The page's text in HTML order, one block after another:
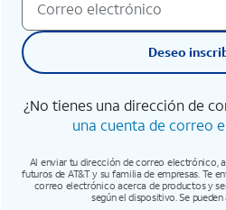
Deseo
¿No tienes una dirección de
una cuenta de correo
Al enviar tu dirección de correo electrónico,
futuros de AT&T y su familia de empresas. Te
correo electrónico acerca de productos y
según el dispositivo. Se